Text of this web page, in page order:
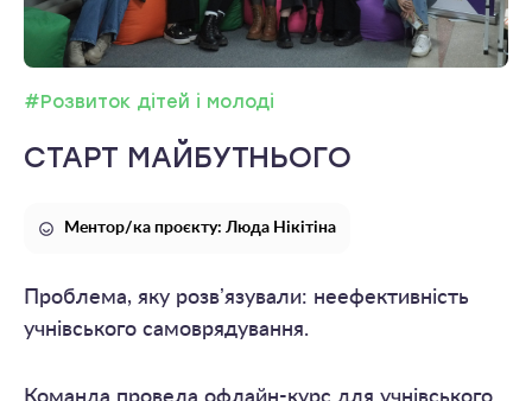
#Розвиток дітей і молоді
СТАРТ МАЙБУТНЬОГО
Ментор/ка проєкту: Люда Нікітіна
Проблема, яку розвʼязували: неефективність
учнівського самоврядування.